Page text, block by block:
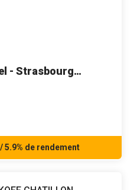
- Strasbourg
5.9% de rendement